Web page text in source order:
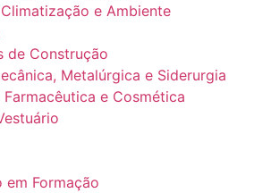
e Ambiente
de Construção
Metalúrgica e Siderurgia
Farmacêutica e Cosmética
em Formação